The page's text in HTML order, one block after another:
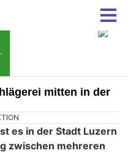
mitten in der
es in der Stadt Luzern
zwischen mehreren